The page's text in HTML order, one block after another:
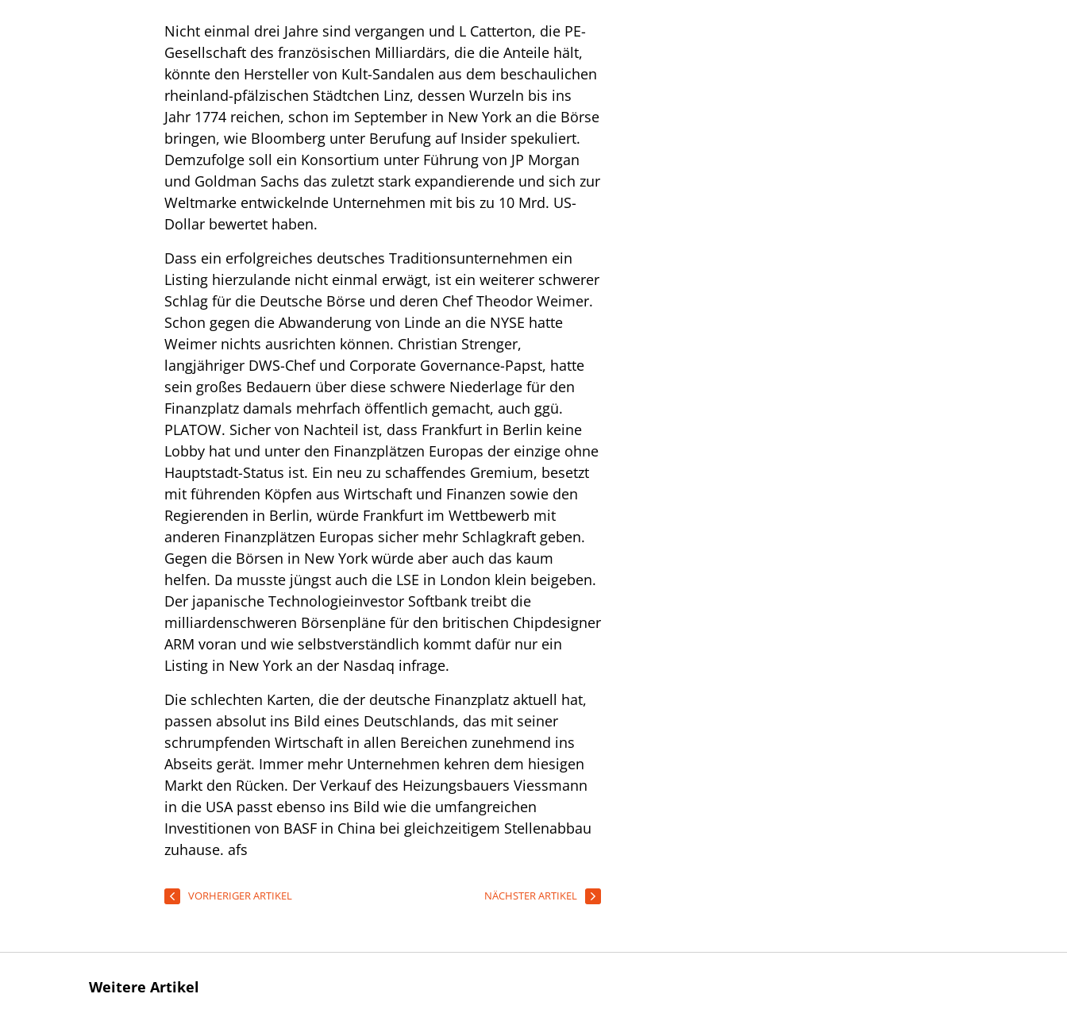
Nicht einmal drei Jahre sind vergangen und L Catterton, die PE-
Gesellschaft des französischen Milliardärs, die die Anteile hält,
könnte den Hersteller von Kult-Sandalen aus dem beschaulichen
rheinland-pfälzischen Städtchen Linz, dessen Wurzeln bis ins
Jahr 1774 reichen, schon im September in New York an die Börse
bringen, wie Bloomberg unter Berufung auf Insider spekuliert.
Demzufolge soll ein Konsortium unter Führung von JP Morgan
und Goldman Sachs das zuletzt stark expandierende und sich zur
Weltmarke entwickelnde Unternehmen mit bis zu 10 Mrd. US-
Dollar bewertet haben.
Dass ein erfolgreiches deutsches Traditionsunternehmen ein
Listing hierzulande nicht einmal erwägt, ist ein weiterer schwerer
Schlag für die Deutsche Börse und deren Chef Theodor Weimer.
Schon gegen die Abwanderung von Linde an die NYSE hatte
Weimer nichts ausrichten können. Christian Strenger,
langjähriger DWS-Chef und Corporate Governance-Papst, hatte
sein großes Bedauern über diese schwere Niederlage für den
Finanzplatz damals mehrfach öffentlich gemacht, auch ggü.
PLATOW. Sicher von Nachteil ist, dass Frankfurt in Berlin keine
Lobby hat und unter den Finanzplätzen Europas der einzige ohne
Hauptstadt-Status ist. Ein neu zu schaffendes Gremium, besetzt
mit führenden Köpfen aus Wirtschaft und Finanzen sowie den
Regierenden in Berlin, würde Frankfurt im Wettbewerb mit
anderen Finanzplätzen Europas sicher mehr Schlagkraft geben.
Gegen die Börsen in New York würde aber auch das kaum
helfen. Da musste jüngst auch die LSE in London klein beigeben.
Der japanische Technologieinvestor Softbank treibt die
milliardenschweren Börsenpläne für den britischen Chipdesigner
ARM voran und wie selbstverständlich kommt dafür nur ein
Listing in New York an der Nasdaq infrage.
Die schlechten Karten, die der deutsche Finanzplatz aktuell hat,
passen absolut ins Bild eines Deutschlands, das mit seiner
schrumpfenden Wirtschaft in allen Bereichen zunehmend ins
Abseits gerät. Immer mehr Unternehmen kehren dem hiesigen
Markt den Rücken. Der Verkauf des Heizungsbauers Viessmann
in die USA passt ebenso ins Bild wie die umfangreichen
Investitionen von BASF in China bei gleichzeitigem Stellenabbau
zuhause. afs
VORHERIGER ARTIKEL NÄCHSTER ARTIKEL
Weitere Artikel